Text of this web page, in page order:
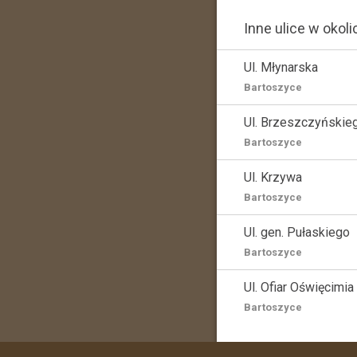
Inne ulice w
Ul. Młynarska
Bartoszyce
Ul.
Bartoszyce
Ul. Krzywa
Bartoszyce
Ul. gen. Pułaskiego
Bartoszyce
Ul. Ofiar Oświęcimia
Bartoszyce